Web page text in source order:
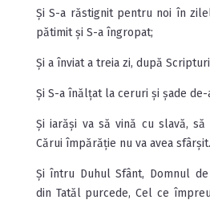
Și S-a răstignit pentru noi în
pătimit și S-a îngropat;
Și a înviat a treia zi, după
Și S-a înălțat la ceruri și șade de-
Și iarăși va să vină cu slavă,
Cărui împărăție nu va avea sfârșit.
Și întru Duhul Sfânt, Domnul
din Tatăl purcede, Cel ce